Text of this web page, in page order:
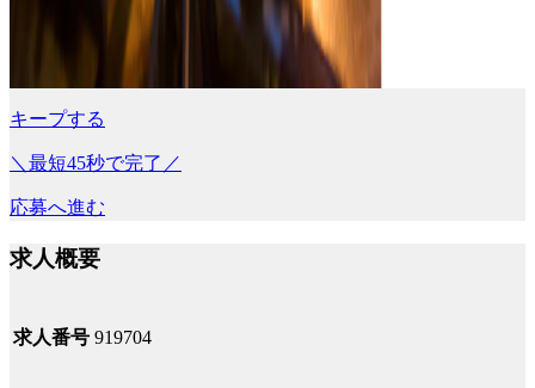
キープする
＼最短45秒で完了／
応募へ進む
求人概要
求人番号 919704